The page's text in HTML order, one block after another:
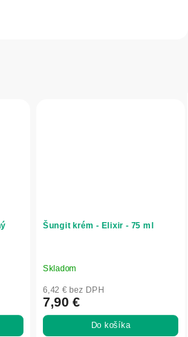
Šungit krém - Elixir - 75 ml
Priemerné
hodnotenie
produktu
je
4,8
Skladom
6,42 € bez DPH
7,90 €
Do košíka